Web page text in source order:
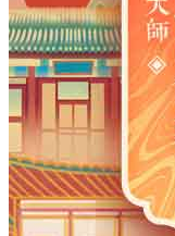
年
2028
2027
2022
2021
2015
2014
2009
2008
2002
2001
1995
1989
1988
1983
1982
1976
1975
1969